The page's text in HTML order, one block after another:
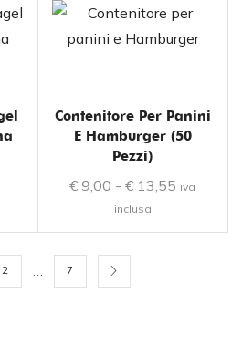
Contenitore Per Panini
E Hamburger (50
Pezzi)
€ 9,00 - € 13,55 iva
inclusa
2 7